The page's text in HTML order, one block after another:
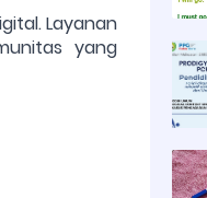
Layanan
yang